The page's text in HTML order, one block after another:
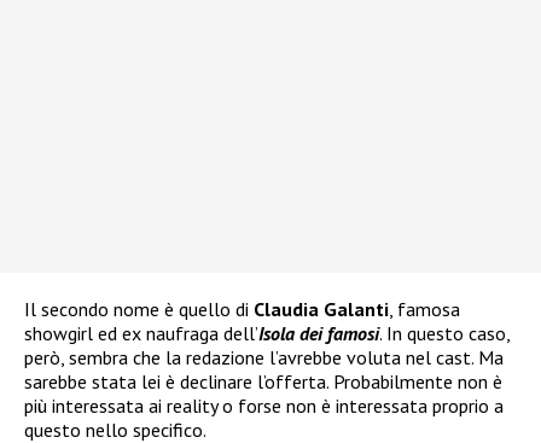
Il secondo nome è quello di Claudia Galanti , famosa
showgirl ed ex naufraga dell’Isola dei famosi. In questo caso,
però, sembra che la redazione l’avrebbe voluta nel cast. Ma
sarebbe stata lei è declinare l’offerta. Probabilmente non è
più interessata ai reality o forse non è interessata proprio a
questo nello specifico.